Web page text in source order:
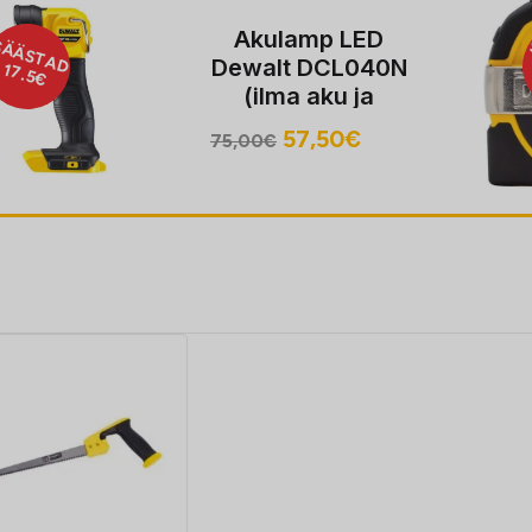
17.5€
Akulamp LED
Dewalt DCL040N
(ilma aku ja
laadijata)
75,00€ Algne
75,00€.
57,50€Praegune
57,50€.